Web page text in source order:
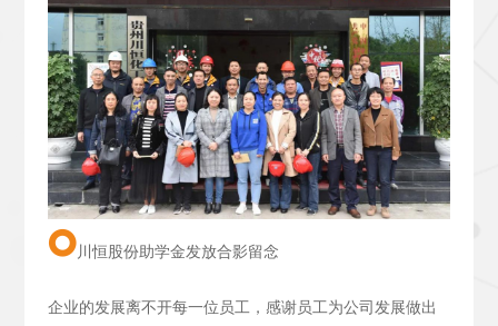
川恒股份助学金发放合影留念
企业的发展离不开每一位员工，感谢员工为公司发展做出